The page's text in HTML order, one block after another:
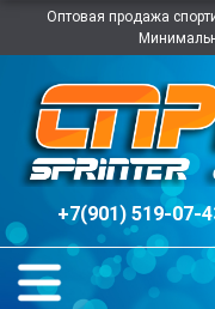
Оптовая продажа
+7(901) 519-07-